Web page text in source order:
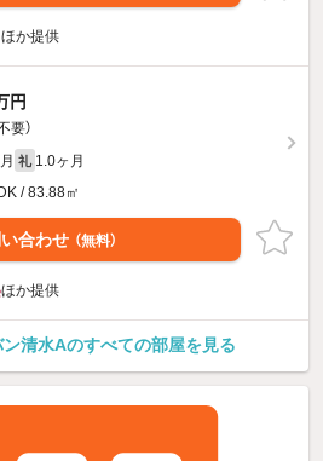
ほか提供
円
要）
礼 1.0ヶ月
/ 83.88㎡
合わせ （無料）
ほか提供
清水Aのすべての部屋を見る